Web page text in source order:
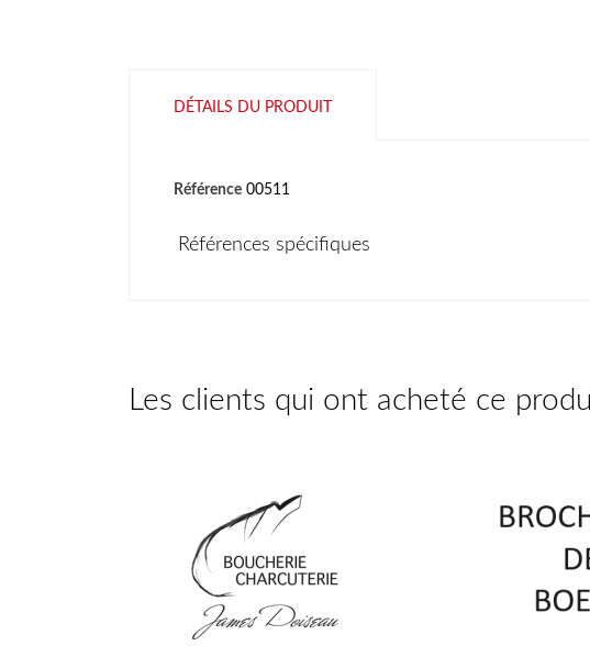
DÉTAILS DU PRODUIT
Référence 00511
Références spécifiques
Les clients qui ont acheté ce